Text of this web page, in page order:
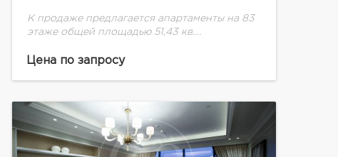
К продаже предлагается апартаменты на 83
этаже общей площадью 51,43 кв.
башне Европы позволяют насладиться
Цена по запросу